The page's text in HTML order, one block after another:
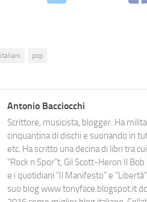
italiani pop
Antonio Bacciocchi
Scrittore, musicista, blogger. Ha
cinquantina di dischi e suonando in
etc. Ha scritto una decina di libri tra
"Rock n Spor"t, Gil Scott-Heron Il
e i quotidiani “Il Manifesto” e
suo blog www.tonyface.blogspot.it